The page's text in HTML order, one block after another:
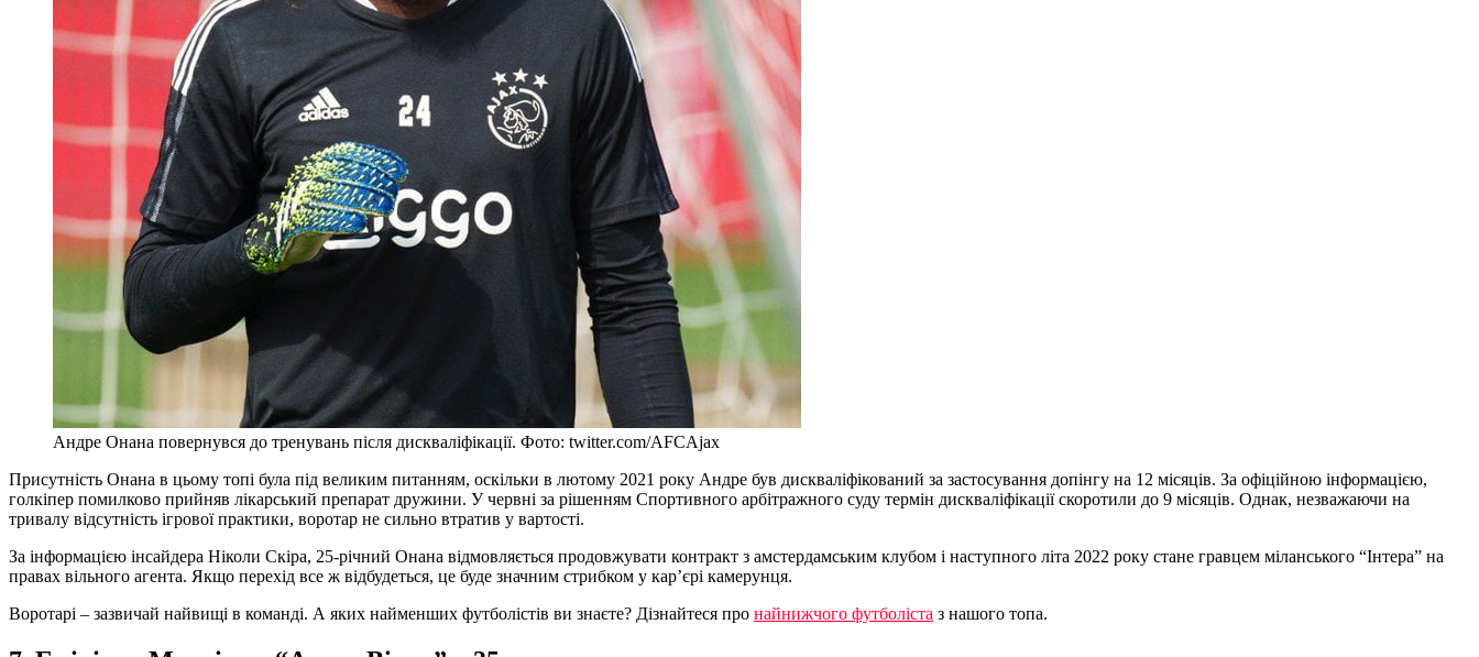
Андре Онана повернувся до тренувань після дискваліфікації. Фото: twitter.com/AFCAjax
Присутність Онана в цьому топі була під великим питанням, оскільки в лютому 2021 року Андре був дискваліфікований за застосування допінгу на 12 місяців. За офіційною інформацією,
голкіпер помилково прийняв лікарський препарат дружини. У червні за рішенням Спортивного арбітражного суду термін дискваліфікації скоротили до 9 місяців. Однак, незважаючи на
тривалу відсутність ігрової практики, воротар не сильно втратив у вартості.
За інформацією інсайдера Ніколи Скіра, 25-річний Онана відмовляється продовжувати контракт з амстердамським клубом і наступного літа 2022 року стане гравцем міланського “Інтера” на
правах вільного агента. Якщо перехід все ж відбудеться, це буде значним стрибком у кар’єрі камерунця.
Воротарі – зазвичай найвищі в команді. А яких найменших футболістів ви знаєте? Дізнайтеся про найнижчого футболіста з нашого топа.